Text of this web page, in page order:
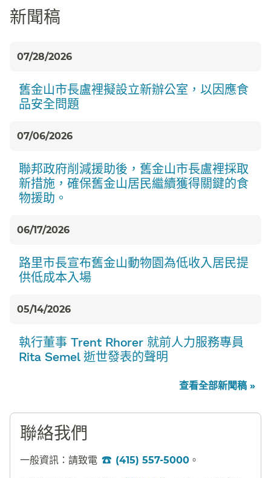
新聞稿​​
07/28/2026
舊金山市長盧裡擬設立新辦公室，以因應食
品安全問題​​
07/06/2026
聯邦政府削減援助後，舊金山市長盧裡採取
新措施，確保舊金山居民繼續獲得關鍵的食
物援助。​​
06/17/2026
路里市長宣布舊金山動物園為低收入居民提
供低成本入場​​
05/14/2026
執行董事 Trent Rhorer 就前人力服務專員
Rita Semel 逝世發表的聲明​​
查看全部新聞稿 »​​
聯絡我們​​
一般資訊：請致電 (415) 557-5000。​​